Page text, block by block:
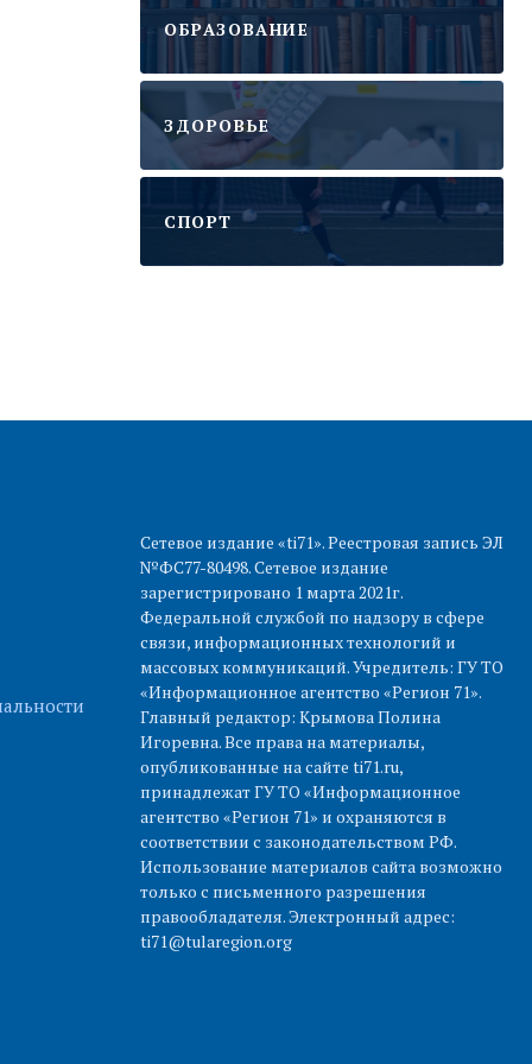
ОБРАЗОВАНИЕ
ЗДОРОВЬЕ
CПОРТ
Сетевое издание «ti71». Реестровая запись ЭЛ
№ФС77-80498. Сетевое издание
зарегистрировано 1 марта 2021г.
Федеральной службой по надзору в сфере
связи, информационных технологий и
массовых коммуникаций. Учредитель: ГУ ТО
«Информационное агентство «Регион 71».
Главный редактор: Крымова Полина
Игоревна. Все права на материалы,
опубликованные на сайте ti71.ru,
принадлежат ГУ ТО «Информационное
агентство «Регион 71» и охраняются в
соответствии с законодательством РФ.
Использование материалов сайта возможно
только с письменного разрешения
правообладателя. Электронный адрес:
ti71@tularegion.org